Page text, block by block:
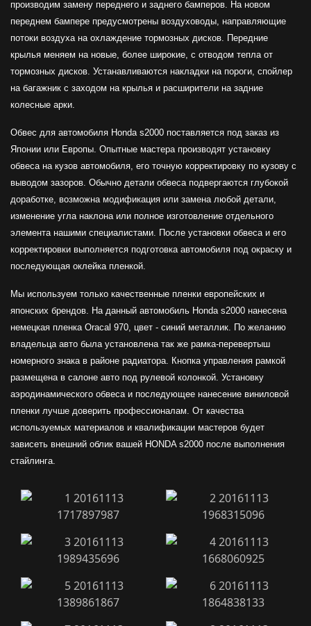
производим замену переднего и заднего бамперов. На новом
переднем бампере предусмотрены воздуховоды, направляющие
потоки воздуха на охлаждение тормозных дисков. Передние
крылья меняем на новые, более широкие, с отводом тепла от
тормозных дисков. Устанавливаются накладки на пороги, спойлер
на багажник с заходом на крылья и расширители на задние
колесные арки.
Обвес для автомобиля Honda s2000 поставляется под заказ из
Японии или Европы. Опытные мастера производят установку
обвеса на кузов автомобиля, его точную корректировку по кузову с
выводом зазоров. Обычно детали обвеса подвергаются глубокой
доработке, возможна модификация или замена любой детали,
изменение угла наклона или полное изготовление отдельного
элемента нашими специалистами. После установки обвеса и его
корректировки выполняется подготовка автомобиля под окраску и
последующая оклейка пленкой.
Мы используем только качественные пленки европейских и
японских брендов. На данный автомобиль Honda s2000 нанесена
немецкая пленка Oracal 970, цвет - синий металлик. По желанию
владельца авто была установлена так же рамка-перевертыш
номерного знака в районе радиатора. Кнопка управления рамкой
размещена в салоне авто под рулевой колонкой. Установку
аэродинамического обвеса и последующее нанесение виниловой
пленки лучше доверить профессионалам. От качества
используемых материалов и квалификации мастеров будет
зависеть внешний облик вашей HONDA s2000 после выполнения
стайлинга.